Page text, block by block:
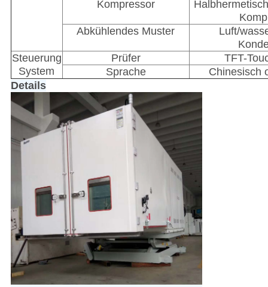
Kompressor
Abkühlendes Muster
Luft/
Steuerung
System
Prüfer
TFT-
Sprache
Chinesisch
Details